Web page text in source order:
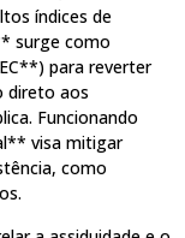
índices de
surge como
para reverter
direto aos
Funcionando
visa mitigar
como